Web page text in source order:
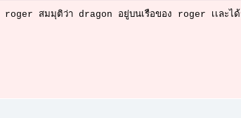
roger สมมุติว่า dragon อยู่บนเรือของ roger เเละได้